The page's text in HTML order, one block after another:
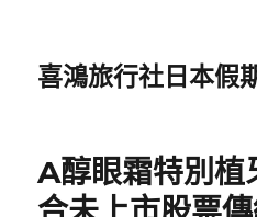
喜鴻旅行社日本假
A醇眼霜特別植